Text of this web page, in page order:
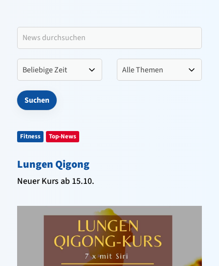
Fitness Top-News
Lungen Qigong
Neuer Kurs ab 15.10.
Sportangebote
Kontakt